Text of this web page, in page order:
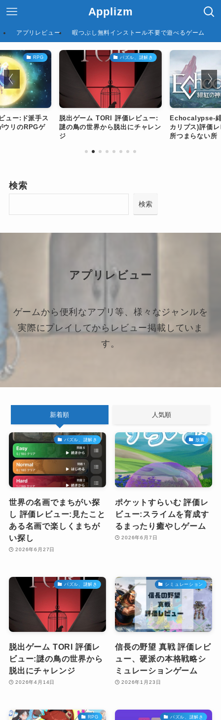
Applizm
アプリレビュー 暇つぶし無料インストール不要で遊べるゲーム
RPG
ュー:ド派手ス
ウリのRPGゲ
パズル、謎解き
脱出ゲーム TORI 評価レビュー:
謎の鳥の世界から脱出にチャレン
ジ
Echocalypse-
カリプス)評価
所つまらない所
検索
検索
アプリレビュー
ゲームから便利なアプリ等、様々なジャンルを
実際にプレイしてからレビュー掲載していま
す。
新着順 人気順
パズル、謎解き
世界の名画でまちがい探
し 評価レビュー:見たこと
ある名画で楽しくまちが
い探し
2026年6月27日
放置
ポケットすらいむ 評価レ
ビュー:スライムを育成す
るまったり癒やしゲーム
2026年6月7日
パズル、謎解き
脱出ゲーム TORI 評価レ
ビュー:謎の鳥の世界から
脱出にチャレンジ
2026年4月14日
シミュレーション
信長の野望 真戦 評価レビ
ュー、硬派の本格戦略シ
ミュレーションゲーム
2026年1月23日
RPG パズル、謎解き